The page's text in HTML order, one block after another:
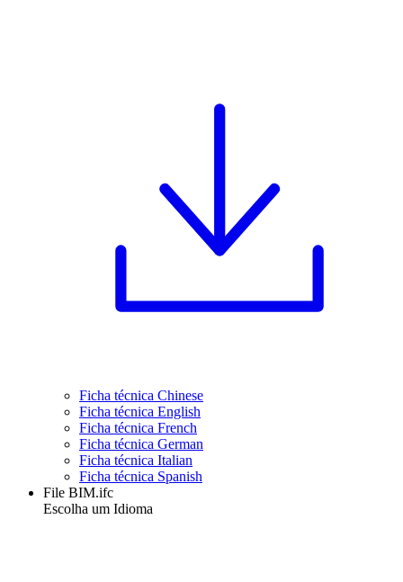
Ficha técnica Chinese
Ficha técnica English
Ficha técnica French
Ficha técnica German
Ficha técnica Italian
Ficha técnica Spanish
File BIM.ifc
Escolha um Idioma